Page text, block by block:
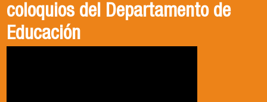
coloquios del Departamento de
Educación